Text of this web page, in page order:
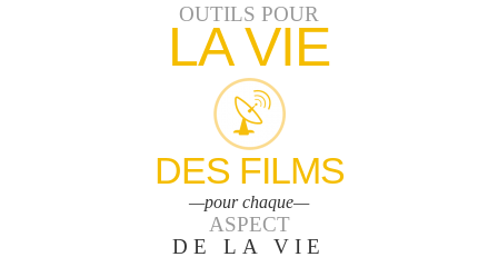
OUTILS POUR
LA VIE
DES FILMS
—pour chaque—
ASPECT
DE LA VIE